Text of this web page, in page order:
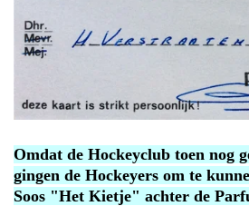
Omdat de Hockeyclub toen nog
gingen de Hockeyers om te
Soos "Het Kietje" achter de